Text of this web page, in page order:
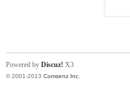
Powered by Discuz! X3
© 2001-2013 Comsenz Inc.